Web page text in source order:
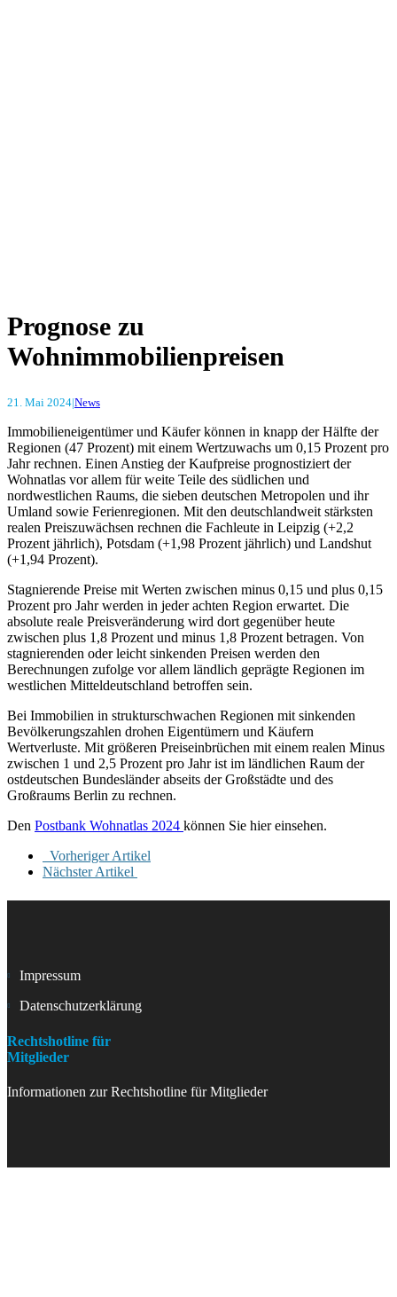
Prognose zu
Wohnimmobilienpreisen
21. Mai 2024|News
Immobilieneigentümer und Käufer können in knapp der Hälfte der
Regionen (47 Prozent) mit einem Wertzuwachs um 0,15 Prozent pro
Jahr rechnen. Einen Anstieg der Kaufpreise prognostiziert der
Wohnatlas vor allem für weite Teile des südlichen und
nordwestlichen Raums, die sieben deutschen Metropolen und ihr
Umland sowie Ferienregionen. Mit den deutschlandweit stärksten
realen Preiszuwächsen rechnen die Fachleute in Leipzig (+2,2
Prozent jährlich), Potsdam (+1,98 Prozent jährlich) und Landshut
(+1,94 Prozent).
Stagnierende Preise mit Werten zwischen minus 0,15 und plus 0,15
Prozent pro Jahr werden in jeder achten Region erwartet. Die
absolute reale Preisveränderung wird dort gegenüber heute
zwischen plus 1,8 Prozent und minus 1,8 Prozent betragen. Von
stagnierenden oder leicht sinkenden Preisen werden den
Berechnungen zufolge vor allem ländlich geprägte Regionen im
westlichen Mitteldeutschland betroffen sein.
Bei Immobilien in strukturschwachen Regionen mit sinkenden
Bevölkerungszahlen drohen Eigentümern und Käufern
Wertverluste. Mit größeren Preiseinbrüchen mit einem realen Minus
zwischen 1 und 2,5 Prozent pro Jahr ist im ländlichen Raum der
ostdeutschen Bundesländer abseits der Großstädte und des
Großraums Berlin zu rechnen.
Den Postbank Wohnatlas 2024 können Sie hier einsehen.
Vorheriger Artikel
Nächster Artikel
Impressum
Datenschutzerklärung
Rechtshotline für
Mitglieder
Informationen zur Rechtshotline für Mitglieder